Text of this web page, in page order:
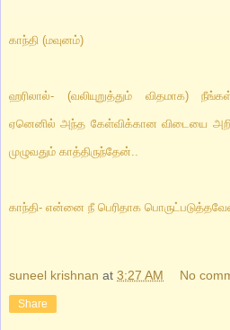
காந்தி (மவுனம்)
ஹரிலால்- (வலியுறுத்தும் விதமாக)
ஏனெனில் அந்த கேள்விக்கான விடையை
முழுவதும் காத்திருந்தேன்..
காந்தி- என்னை நீ பெரிதாக
suneel krishnan at 3:27 AM No
Share